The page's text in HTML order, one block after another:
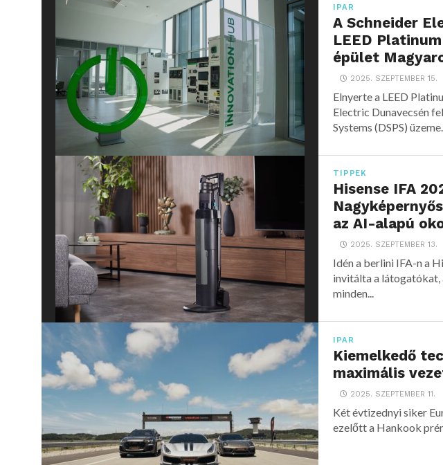
IPAR
A Schneider
LEED
épület
2025. SZEPTEMBER 15.
Elnyerte a LEED
Electric Dunavecsén
Systems (DSPS)
TIPPEK
Hisense IFA
az AI-alapú
2025. SZEPTEMBER 13.
Idén a berlini IFA-n a
invitálta a látogatókat,
minden...
IPAR
Kiemelkedő
maximális
2025. SZEPTEMBER 11.
Két évtizednyi siker
ezelőtt a Hankook